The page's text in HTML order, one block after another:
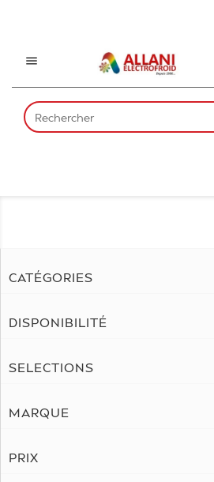

CATÉGORIES
DISPONIBILITÉ
SELECTIONS
MARQUE
PRIX